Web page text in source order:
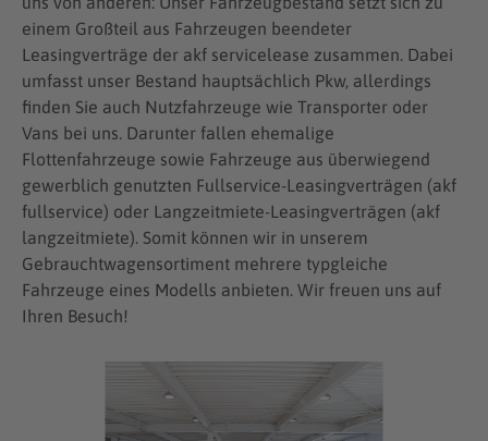
einem Großteil aus Fahrzeugen beendeter
Leasingverträge der akf servicelease zusammen. Dabei
umfasst unser Bestand hauptsächlich Pkw, allerdings
finden Sie auch Nutzfahrzeuge wie Transporter oder
Vans bei uns. Darunter fallen ehemalige
Flottenfahrzeuge sowie Fahrzeuge aus überwiegend
gewerblich genutzten Fullservice-Leasingverträgen (akf
fullservice) oder Langzeitmiete-Leasingverträgen (akf
langzeitmiete). Somit können wir in unserem
Gebrauchtwagensortiment mehrere typgleiche
Fahrzeuge eines Modells anbieten. Wir freuen uns auf
Ihren Besuch!